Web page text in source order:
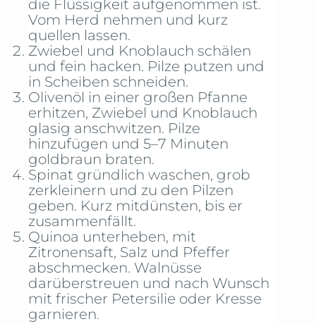
die Flüssigkeit aufgenommen ist.
Vom Herd nehmen und kurz
quellen lassen.
Zwiebel und Knoblauch schälen
und fein hacken. Pilze putzen und
in Scheiben schneiden.
Olivenöl in einer großen Pfanne
erhitzen, Zwiebel und Knoblauch
glasig anschwitzen. Pilze
hinzufügen und 5–7 Minuten
goldbraun braten.
Spinat gründlich waschen, grob
zerkleinern und zu den Pilzen
geben. Kurz mitdünsten, bis er
zusammenfällt.
Quinoa unterheben, mit
Zitronensaft, Salz und Pfeffer
abschmecken. Walnüsse
darüberstreuen und nach Wunsch
mit frischer Petersilie oder Kresse
garnieren.